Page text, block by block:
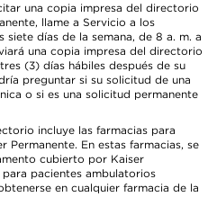
una copia impresa del directorio
llame a Servicio a los
siete días de la semana, de 8 a. m. a
una copia impresa del directorio
(3) días hábiles después de su
preguntar si su solicitud de una
o si es una solicitud permanente
incluye las farmacias para
Permanente. En estas farmacias, se
cubierto por Kaiser
pacientes ambulatorios
en cualquier farmacia de la